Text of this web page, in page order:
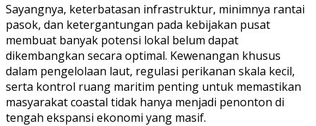
Sayangnya, keterbatasan infrastruktur, minimnya rantai
pasok, dan ketergantungan pada kebijakan pusat
membuat banyak potensi lokal belum dapat
dikembangkan secara optimal. Kewenangan khusus
dalam pengelolaan laut, regulasi perikanan skala kecil,
serta kontrol ruang maritim penting untuk memastikan
masyarakat coastal tidak hanya menjadi penonton di
tengah ekspansi ekonomi yang masif.